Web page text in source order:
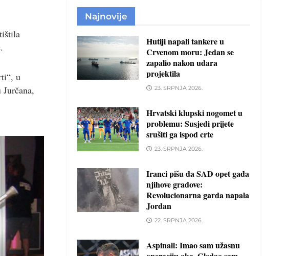
u
Najnovije
Hutiji napali tankere u
Crvenom moru: Jedan se
zapalio nakon udara
projektila
23. SRPNJA 2026.
Hrvatski klupski nogomet u
problemu: Susjedi prijete
srušiti ga ispod crte
23. SRPNJA 2026.
Iranci pišu da SAD opet gađa
njihove gradove:
Revolucionarna garda napala
Jordan
22. SRPNJA 2026.
Aspinall: Imao sam užasnu